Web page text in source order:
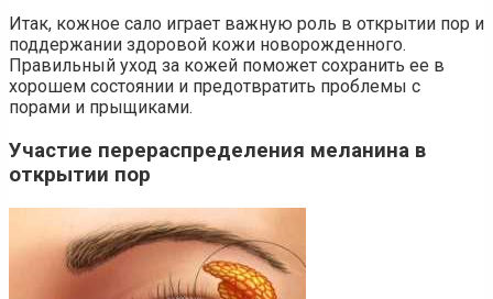
Итак, кожное сало играет важную роль в открытии пор и
поддержании здоровой кожи новорожденного.
Правильный уход за кожей поможет сохранить ее в
хорошем состоянии и предотвратить проблемы с
порами и прыщиками.
Участие перераспределения меланина в
открытии пор